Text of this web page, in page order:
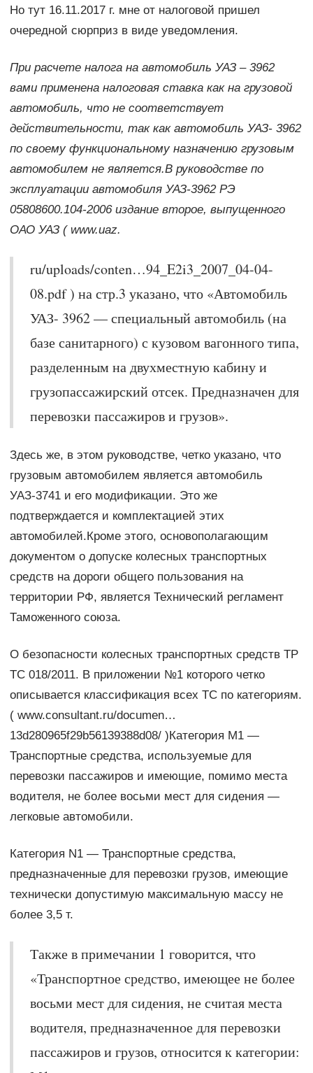
Но тут 16.11.2017 г. мне от налоговой пришел
очередной сюрприз в виде уведомления.
При расчете налога на автомобиль УАЗ – 3962
вами применена налоговая ставка как на грузовой
автомобиль, что не соответствует
действительности, так как автомобиль УАЗ- 3962
по своему функциональному назначению грузовым
автомобилем не является.В руководстве по
эксплуатации автомобиля УАЗ-3962 РЭ
05808600.104-2006 издание второе, выпущенного
ОАО УАЗ ( www.uaz.
ru/uploads/conten…94_E2i3_2007_04-04-
08.pdf ) на стр.3 указано, что «Автомобиль
УАЗ- 3962 — специальный автомобиль (на
базе санитарного) с кузовом вагонного типа,
разделенным на двухместную кабину и
грузопассажирский отсек. Предназначен для
перевозки пассажиров и грузов».
Здесь же, в этом руководстве, четко указано, что
грузовым автомобилем является автомобиль
УАЗ-3741 и его модификации. Это же
подтверждается и комплектацией этих
автомобилей.Кроме этого, основополагающим
документом о допуске колесных транспортных
средств на дороги общего пользования на
территории РФ, является Технический регламент
Таможенного союза.
О безопасности колесных транспортных средств ТР
ТС 018/2011. В приложении №1 которого четко
описывается классификация всех ТС по категориям.
( www.consultant.ru/documen…
13d280965f29b56139388d08/ )Категория M1 —
Транспортные средства, используемые для
перевозки пассажиров и имеющие, помимо места
водителя, не более восьми мест для сидения —
легковые автомобили.
Категория N1 — Транспортные средства,
предназначенные для перевозки грузов, имеющие
технически допустимую максимальную массу не
более 3,5 т.
Также в примечании 1 говорится, что
«Транспортное средство, имеющее не более
восьми мест для сидения, не считая места
водителя, предназначенное для перевозки
пассажиров и грузов, относится к категории: